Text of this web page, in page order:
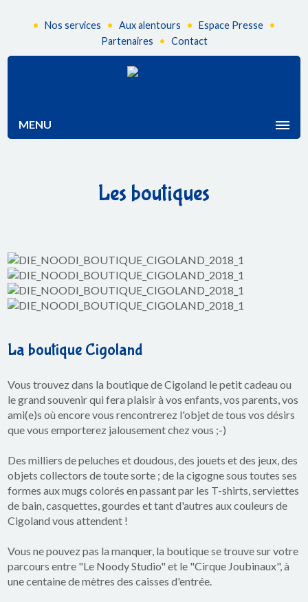
• Nos services • Aux alentours • Espace Presse •
Partenaires • Contact
MENU
Les boutiques
La boutique Cigoland
Vous trouvez dans la boutique de Cigoland le petit cadeau ou
le grand souvenir qui fera plaisir à vos enfants, vos parents, vos
ami(e)s où encore vous rencontrerez l'objet de tous vos désirs
que vous emporterez jalousement chez vous ;-)
Des milliers de peluches et doudous, des jouets et des jeux, des
objets collectors de toute sorte ; de la cigogne sous toutes ses
formes aux mugs colorés en passant par les T-shirts, serviettes
de bain, casquettes, gourdes et tant d'autres aux couleurs de
Cigoland vous attendent !
Vous ne pouvez pas la manquer, la boutique se trouve sur votre
parcours entre "Le Noody Studio" et le "Cirque Joubinaux", à
une centaine de mètres des caisses d'entrée.